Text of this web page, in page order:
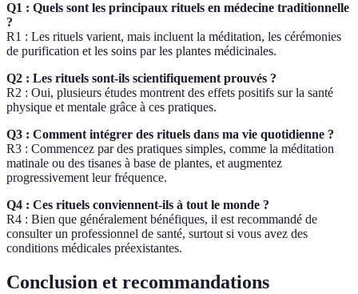
Q1 : Quels sont les principaux rituels en médecine traditionnelle
?
R1 : Les rituels varient, mais incluent la méditation, les cérémonies
de purification et les soins par les plantes médicinales.
Q2 : Les rituels sont-ils scientifiquement prouvés ?
R2 : Oui, plusieurs études montrent des effets positifs sur la santé
physique et mentale grâce à ces pratiques.
Q3 : Comment intégrer des rituels dans ma vie quotidienne ?
R3 : Commencez par des pratiques simples, comme la méditation
matinale ou des tisanes à base de plantes, et augmentez
progressivement leur fréquence.
Q4 : Ces rituels conviennent-ils à tout le monde ?
R4 : Bien que généralement bénéfiques, il est recommandé de
consulter un professionnel de santé, surtout si vous avez des
conditions médicales préexistantes.
Conclusion et recommandations